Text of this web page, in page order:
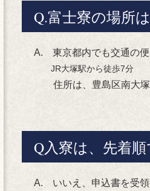
Q.富士寮の場所
A. 東京都内でも交通の
JR大塚駅から徒歩7分 大
住所は、豊島区南大塚
Q入寮は、先着
A. いいえ、申込書を受領